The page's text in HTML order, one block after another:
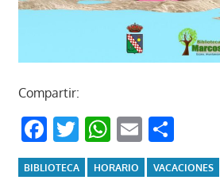
Compartir:
Facebook
Twitter
WhatsApp
Email
BIBLIOTECA HORARIO VACACIONES